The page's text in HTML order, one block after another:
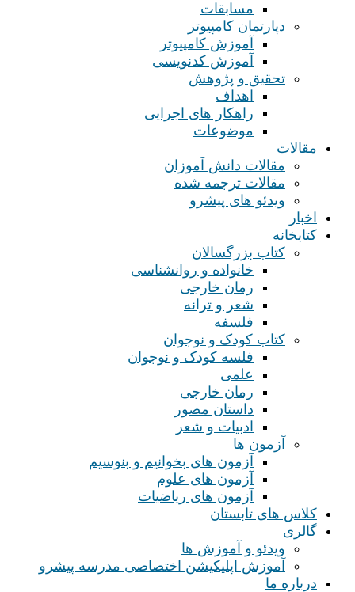
مسابقات
دپارتمان کامپیوتر
آموزش کامپیوتر
آموزش کدنویسی
تحقیق و پژوهش
اهداف
راهکار های اجرایی
موضوعات
مقالات
مقالات دانش آموزان
مقالات ترجمه شده
ویدئو های پیشرو
اخبار
کتابخانه
کتاب بزرگسالان
خانواده و روانشناسی
رمان خارجی
شعر و ترانه
فلسفه
کتاب کودک و نوجوان
فلسه کودک و نوجوان
علمی
رمان خارجی
داستان مصور
ادبیات و شعر
آزمون ها
آزمون های بخوانیم و بنوسیم
آزمون های علوم
آزمون های ریاضیات
کلاس های تابستان
گالری
ویدئو و آموزش ها
آموزش اپلیکیشن اختصاصی مدرسه پیشرو
درباره ما